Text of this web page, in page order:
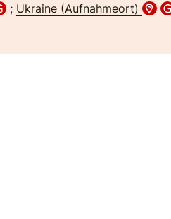
; Ukraine (Aufnahmeort)